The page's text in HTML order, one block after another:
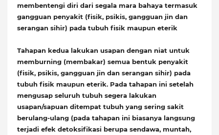
membentengi diri dari segala mara bahaya termasuk
gangguan penyakit (fisik, psikis, gangguan jin dan
serangan sihir) pada tubuh fisik maupun eterik
Tahapan kedua lakukan usapan dengan niat untuk
memburning (membakar) semua bentuk penyakit
(fisik, psikis, gangguan jin dan serangan sihir) pada
tubuh fisik maupun eterik. Pada tahapan ini setelah
mengusap seluruh tubuh segera lakukan
usapan/sapuan ditempat tubuh yang sering sakit
berulang-ulang (pada tahapan ini biasanya langsung
terjadi efek detoksifikasi berupa sendawa, muntah,